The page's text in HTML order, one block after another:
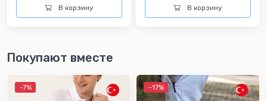
В корзину В корзину
Покупают вместе
-7% -17%